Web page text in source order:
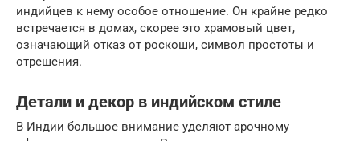
индийцев к нему особое отношение. Он крайне редко
встречается в домах, скорее это храмовый цвет,
означающий отказ от роскоши, символ простоты и
отрешения.
Детали и декор в индийском стиле
В Индии большое внимание уделяют арочному